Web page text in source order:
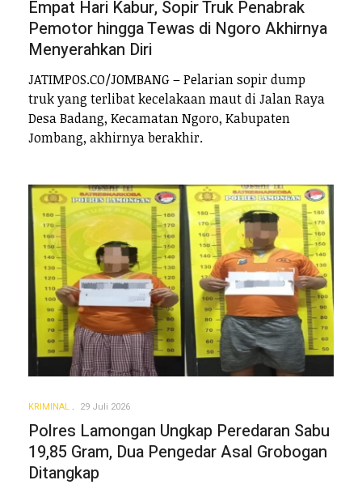
Empat Hari Kabur, Sopir Truk Penabrak
Pemotor hingga Tewas di Ngoro Akhirnya
Menyerahkan Diri
JATIMPOS.CO/JOMBANG – Pelarian sopir dump
truk yang terlibat kecelakaan maut di Jalan Raya
Desa Badang, Kecamatan Ngoro, Kabupaten
Jombang, akhirnya berakhir.
KRIMINAL 29 Juli 2026
Polres Lamongan Ungkap Peredaran Sabu
19,85 Gram, Dua Pengedar Asal Grobogan
Ditangkap